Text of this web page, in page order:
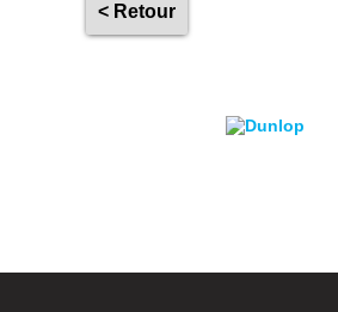
< Retour